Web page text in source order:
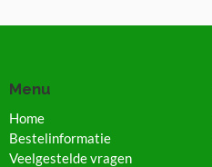
Menu
Home
Bestelinformatie
Veelgestelde vragen